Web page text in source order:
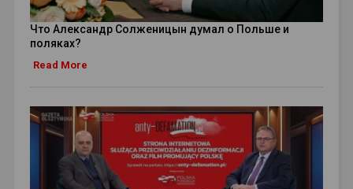
Что Александр Солженицын думал о Польше и
поляках?
Read More